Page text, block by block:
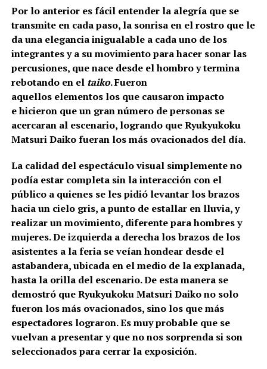
Por lo anterior es fácil entender la alegría que se
transmite en cada paso, la sonrisa en el rostro que le
da una elegancia inigualable a cada uno de los
integrantes y a su movimiento para hacer sonar las
percusiones, que nace desde el hombro y termina
rebotando en el taiko. Fueron
aquellos elementos los que causaron impacto
e hicieron que un gran número de personas se
acercaran al escenario, logrando que Ryukyukoku
Matsuri Daiko fueran los más ovacionados del día.
La calidad del espectáculo visual simplemente no
podía estar completa sin la interacción con el
público a quienes se les pidió levantar los brazos
hacia un cielo gris, a punto de estallar en lluvia, y
realizar un movimiento, diferente para hombres y
mujeres. De izquierda a derecha los brazos de los
asistentes a la feria se veían hondear desde el
astabandera, ubicada en el medio de la explanada,
hasta la orilla del escenario. De esta manera se
demostró que Ryukyukoku Matsuri Daiko no solo
fueron los más ovacionados, sino los que más
espectadores lograron. Es muy probable que se
vuelvan a presentar y que no nos sorprenda si son
seleccionados para cerrar la exposición.